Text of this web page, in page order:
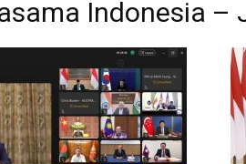
Indonesia –